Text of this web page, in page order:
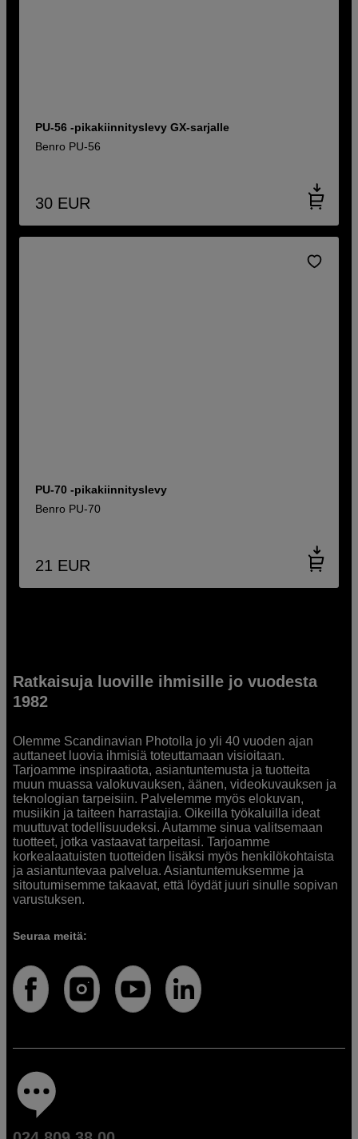
PU-56 -pikakiinnityslevy GX-sarjalle
Benro PU-56
30 EUR
PU-70 -pikakiinnityslevy
Benro PU-70
21 EUR
Ratkaisuja luoville ihmisille jo vuodesta
1982
Olemme Scandinavian Photolla jo yli 40 vuoden ajan
auttaneet luovia ihmisiä toteuttamaan visioitaan.
Tarjoamme inspiraatiota, asiantuntemusta ja tuotteita
muun muassa valokuvauksen, äänen, videokuvauksen ja
teknologian tarpeisiin. Palvelemme myös elokuvan,
musiikin ja taiteen harrastajia. Oikeilla työkaluilla ideat
muuttuvat todellisuudeksi. Autamme sinua valitsemaan
tuotteet, jotka vastaavat tarpeitasi. Tarjoamme
korkealaatuisten tuotteiden lisäksi myös henkilökohtaista
ja asiantuntevaa palvelua. Asiantuntemuksemme ja
sitoutumisemme takaavat, että löydät juuri sinulle sopivan
varustuksen.
Seuraa meitä: